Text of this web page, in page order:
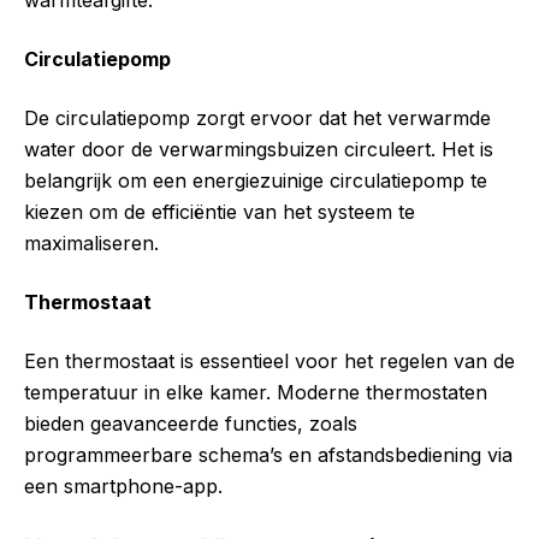
Circulatiepomp
De circulatiepomp zorgt ervoor dat het verwarmde
water door de verwarmingsbuizen circuleert. Het is
belangrijk om een energiezuinige circulatiepomp te
kiezen om de efficiëntie van het systeem te
maximaliseren.
Thermostaat
Een thermostaat is essentieel voor het regelen van de
temperatuur in elke kamer. Moderne thermostaten
bieden geavanceerde functies, zoals
programmeerbare schema’s en afstandsbediening via
een smartphone-app.